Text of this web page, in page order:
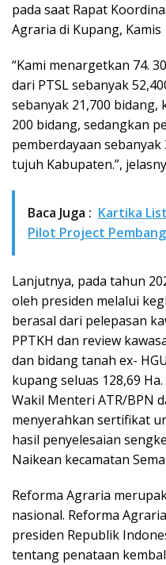
pada saat Rapat
Agraria di Kupang, Kamis
“Kami menargetkan 74.
dari PTSL sebanyak
sebanyak 21,700
200 bidang, sedangkan
pemberdayaan sebanyak
tujuh Kabupaten.”,
Baca Juga : Kartika
Pilot Project
Lanjutnya, pada tahun
oleh presiden melalui
berasal dari pelepasan
PPTKH dan review
dan bidang tanah ex-
kupang seluas 128,69
Wakil Menteri ATR/BPN
menyerahkan sertifikat
hasil penyelesaian
Naikean kecamatan
Reforma Agraria
nasional. Reforma
presiden Republik
tentang penataan